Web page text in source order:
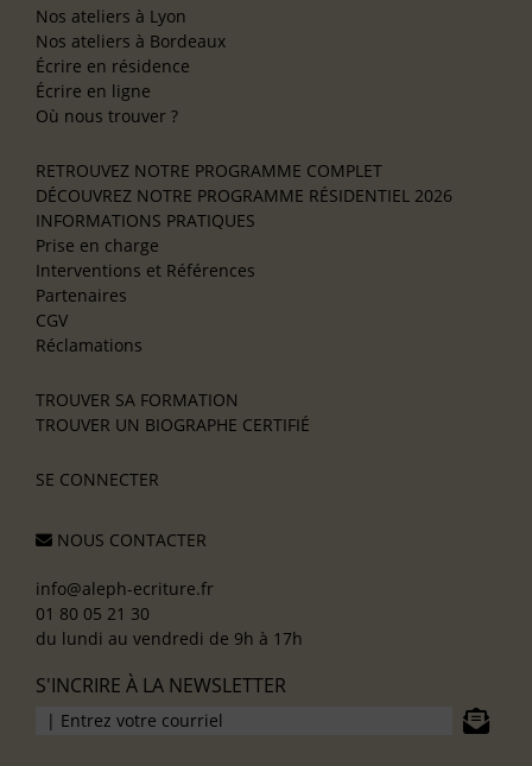
Nos ateliers à Lyon
Nos ateliers à Bordeaux
Écrire en résidence
Écrire en ligne
Où nous trouver ?
RETROUVEZ NOTRE PROGRAMME COMPLET
DÉCOUVREZ NOTRE PROGRAMME RÉSIDENTIEL 2026
INFORMATIONS PRATIQUES
Prise en charge
Interventions et Références
Partenaires
CGV
Réclamations
TROUVER SA FORMATION
TROUVER UN BIOGRAPHE CERTIFIÉ
SE CONNECTER
NOUS CONTACTER
info@aleph-ecriture.fr
01 80 05 21 30
du lundi au vendredi de 9h à 17h
S'INCRIRE À LA NEWSLETTER